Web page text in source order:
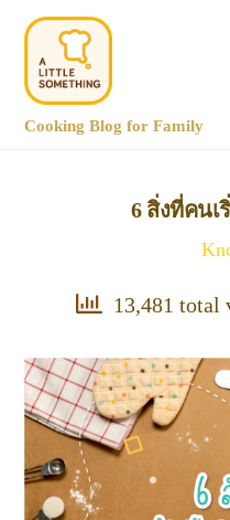
Cooking Blog for Family
6 สิ่งที่คน
13,481 total